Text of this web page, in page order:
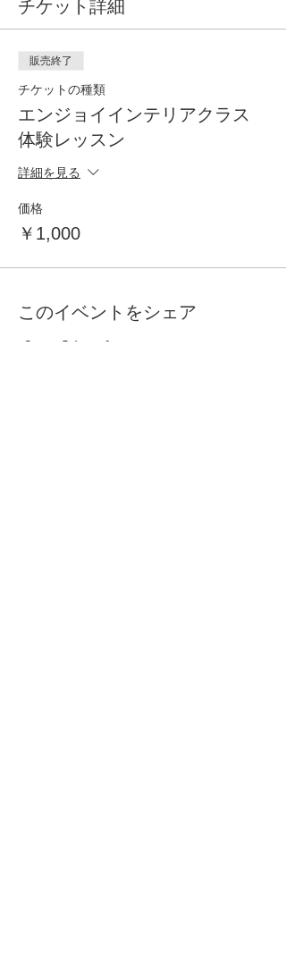
チケット詳細
販売終了
チケットの種類
エンジョイインテリアクラス
体験レッスン
詳細を見る
価格
￥1,000
このイベントをシェア